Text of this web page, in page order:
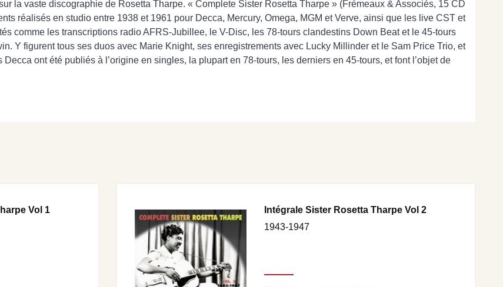
la vaste discographie de Rosetta Tharpe. « Complete Sister Rosetta Tharpe » (Frémeaux & Associés, 15 CD
réalisés en studio entre 1938 et 1961 pour Decca, Mercury, Omega, MGM et Verve, ainsi que les live CST et
comme les transcriptions radio AFRS-Jubillee, le V-Disc, les 78-tours clandestins Down Beat et le 45-tours
Y figurent tous ses duos avec Marie Knight, ses enregistrements avec Lucky Millinder et le Sam Price Trio, et
ont été publiés à l’origine en singles, la plupart en 78-tours, les derniers en 45-tours, et font l’objet de
Vol 1
Intégrale Sister Rosetta Tharpe Vol 2
1943-1947